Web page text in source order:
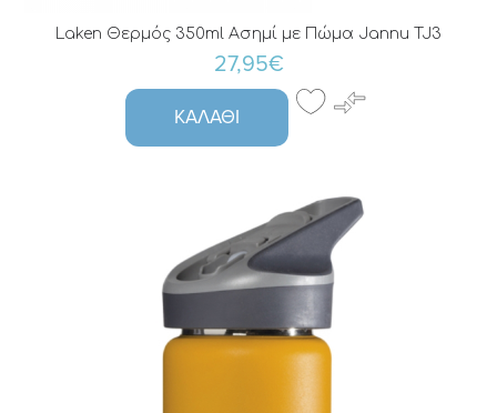
Laken Θερμός 350ml Ασημί με Πώμα Jannu TJ3
27,95€
ΚΑΛΆΘΙ